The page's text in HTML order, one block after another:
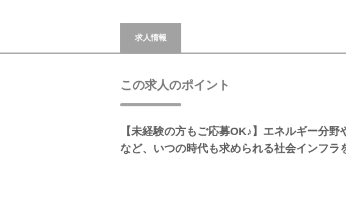
求人情報
この求人のポイント
【未経験の方もご応募OK♪】エネルギー分野
など、いつの時代も求められる社会インフラ